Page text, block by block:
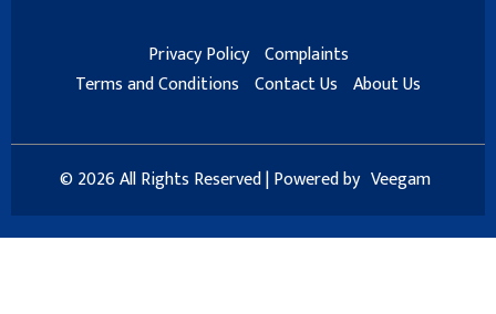
Privacy Policy Complaints
Terms and Conditions Contact Us About Us
© 2026 All Rights Reserved | Powered by Veegam